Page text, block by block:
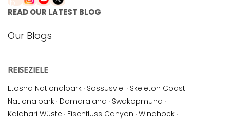
READ OUR LATEST BLOG
Our Blogs
REISEZIELE
Etosha Nationalpark · Sossusvlei · Skeleton Coast
Nationalpark · Damaraland · Swakopmund ·
Kalahari Wüste · Fischfluss Canyon · Windhoek ·